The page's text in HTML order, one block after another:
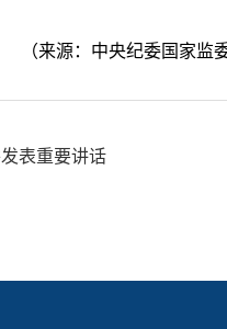
（来源：中央纪委国家监
表重要讲话